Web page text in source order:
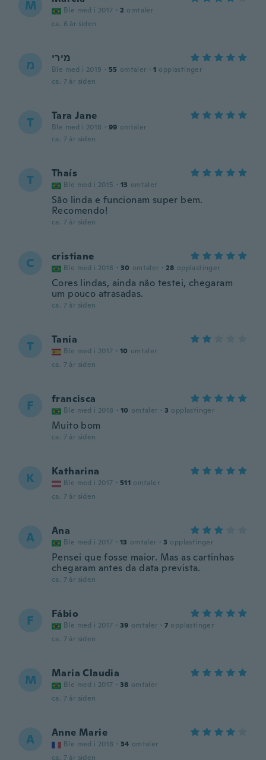
M Ble med i 2017 · 2 omtaler
ca. 6 år siden
מ מירי
Ble med i 2019 · 55 omtaler · 1 opplastinger
ca. 7 år siden
T Tara Jane
Ble med i 2018 · 99 omtaler
ca. 7 år siden
T Thaís
Ble med i 2015 · 13 omtaler
São linda e funcionam super bem.
Recomendo!
ca. 7 år siden
C cristiane
Ble med i 2018 · 30 omtaler · 28 opplastinger
Cores lindas, ainda não testei, chegaram
um pouco atrasadas.
ca. 7 år siden
T Tania
Ble med i 2017 · 10 omtaler
ca. 7 år siden
F francisca
Ble med i 2018 · 10 omtaler · 3 opplastinger
Muito bom
ca. 7 år siden
K Katharina
Ble med i 2017 · 511 omtaler
ca. 7 år siden
A Ana
Ble med i 2017 · 13 omtaler · 3 opplastinger
Pensei que fosse maior. Mas as cartinhas
chegaram antes da data prevista.
ca. 7 år siden
F Fábio
Ble med i 2017 · 39 omtaler · 7 opplastinger
ca. 7 år siden
M Maria Claudia
Ble med i 2017 · 38 omtaler
ca. 7 år siden
A Anne Marie
Ble med i 2018 · 34 omtaler
ca. 7 år siden